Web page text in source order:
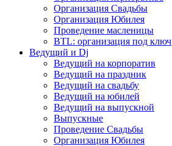
Организация Свадьбы
Организация Юбилея
Проведение масленицы
BTL: организация под ключ
Ведущий и Dj
Ведущий на корпоратив
Ведущий на праздник
Ведущий на свадьбу
Ведущий на юбилей
Ведущий на выпускной
Выпускные
Проведение Свадьбы
Организация Юбилея